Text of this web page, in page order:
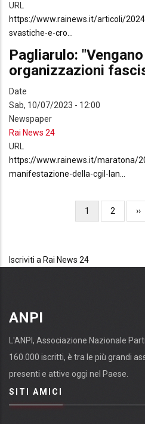
URL
https://www.rainews.it/articoli/
svastiche-e-cro…
Pagliarulo:
organizzazioni
Date
Sab, 10/07/2023 - 12:00
Newspaper
Rai News 24
URL
https://www.rainews.it/maratona/
manifestazione-della-cgil-lan…
Pagina
attuale
1 Pagina
2 ››
Iscriviti a Rai News 24
ANPI
L'ANPI, Associazione Nazionale
160.000 iscritti, è tra le più grandi
presenti e attive oggi nel Paese.
SITI AMICI